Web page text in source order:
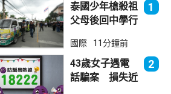
泰國少年槍殺祖
父母後回中學行
死23傷
1
國際 11分鐘前
43歲女子遇電
話騙案 損失近
2